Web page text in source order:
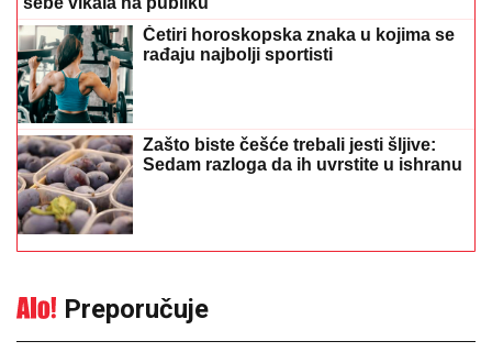
Četiri horoskopska znaka u kojima se
rađaju najbolji sportisti
Zašto biste češće trebali jesti šljive:
Sedam razloga da ih uvrstite u ishranu
Preporučuje